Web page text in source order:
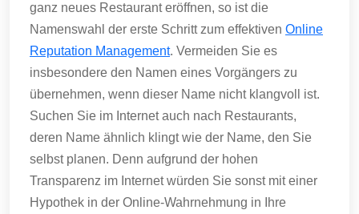
ganz neues Restaurant eröffnen, so ist die
Namenswahl der erste Schritt zum effektiven Online
Reputation Management. Vermeiden Sie es
insbesondere den Namen eines Vorgängers zu
übernehmen, wenn dieser Name nicht klangvoll ist.
Suchen Sie im Internet auch nach Restaurants,
deren Name ähnlich klingt wie der Name, den Sie
selbst planen. Denn aufgrund der hohen
Transparenz im Internet würden Sie sonst mit einer
Hypothek in der Online-Wahrnehmung in Ihre